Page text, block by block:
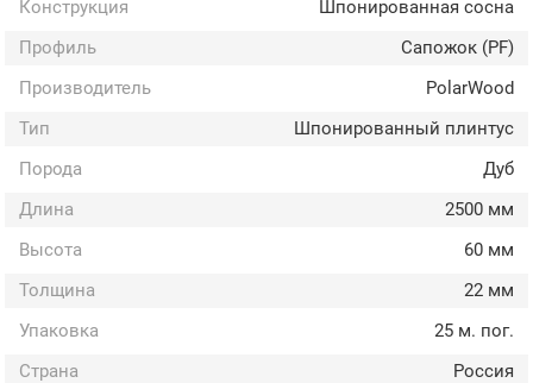
Конструкция
Шпонированная сосна
Профиль
Сапожок (PF)
Производитель
PolarWood
Тип
Шпонированный плинтус
Порода
Дуб
Длина
2500 мм
Высота
60 мм
Толщина
22 мм
Упаковка
25 м. пог.
Страна
Россия